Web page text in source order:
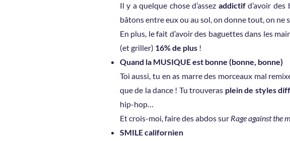
Il y a quelque chose d’assez addictifd’avoir des
bâtons entre eux ou au sol, on donne tout, on ne
En plus, le fait d’avoir des baguettes dans les
(et griller) 16% de plus!
Quand la MUSIQUE est bonne (bonne, bonne)
Toi aussi, tu en as marre des morceaux mal
que de la dance ! Tu trouveras plein de styles
hip-hop…
Et crois-moi, faire des abdos sur Rage against the
SMILE californien